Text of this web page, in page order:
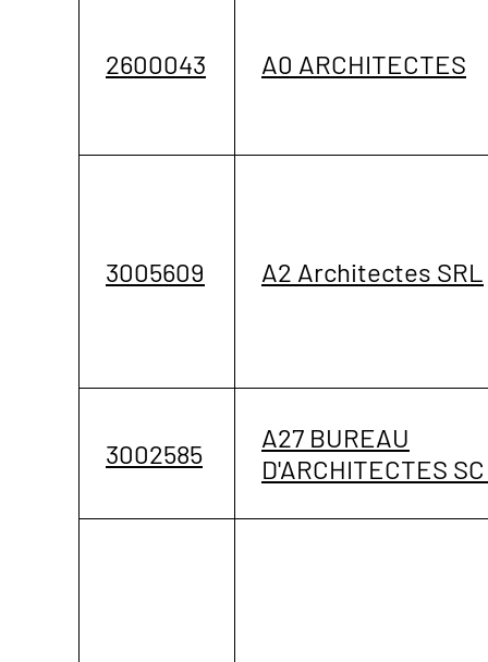
2600043 A0 ARCHITECTES
3005609 A2 Architectes SRL
3002585
A27 BUREAU
D'ARCHITECTES